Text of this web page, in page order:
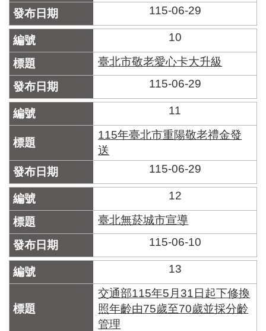
115-06-29
10
臺北市敬老愛心卡大升級
115-06-29
11
115年臺北市重陽敬老禮金發
送
115-06-29
12
臺北無菸城市宣導
115-06-10
13
交通部115年5月31日起下修換
照年齡由75歲至70歲並採分齡
管理